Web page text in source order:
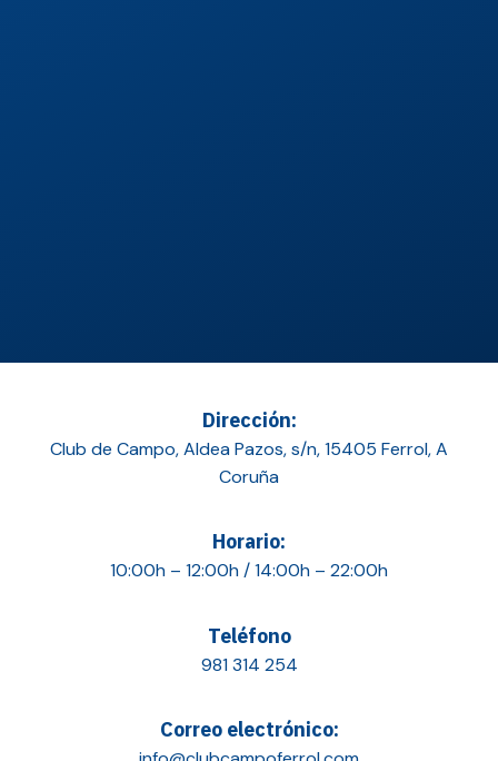
Dirección:
Club de Campo, Aldea Pazos, s/n, 15405 Ferrol, A
Coruña
Horario:
10:00h – 12:00h / 14:00h – 22:00h
Teléfono
981 314 254
Correo electrónico: